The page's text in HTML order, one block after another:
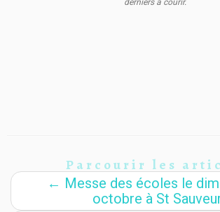
derniers à courir.
Parcourir les
← Messe des écoles le
octobre à St